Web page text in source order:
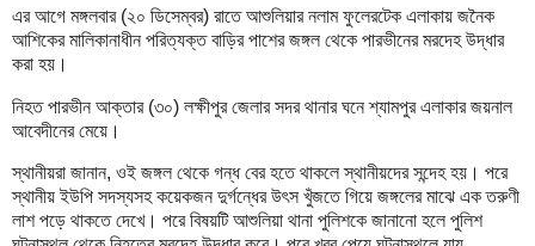
এর আগে মঙ্গলবার (২০ ডিসেম্বর) রাতে আশুলিয়ার নলাম ফুলেরটেক এলাকায় জনৈক
আশিকের মালিকানাধীন পরিত্যক্ত বাড়ির পাশের জঙ্গল থেকে পারভীনের মরদেহ উদ্ধার
করা হয়।
নিহত পারভীন আক্তার (৩০) লক্ষীপুর জেলার সদর থানার ঘনে শ্যামপুর এলাকার জয়নাল
আবেদীনের মেয়ে।
স্থানীয়রা জানান, ওই জঙ্গল থেকে গন্ধ বের হতে থাকলে স্থানীয়দের সন্দেহ হয়। পরে
স্থানীয় ইউপি সদস্যসহ কয়েকজন দুর্গন্ধের উৎস খুঁজতে গিয়ে জঙ্গলের মাঝে এক তরুণী
লাশ পড়ে থাকতে দেখে। পরে বিষয়টি আশুলিয়া থানা পুলিশকে জানানো হলে পুলিশ